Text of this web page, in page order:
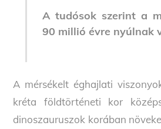
A tudósok szerint a
90 millió évre nyúlnak
A mérsékelt éghajlati
kréta földtörténeti kor
dinoszauruszok korában